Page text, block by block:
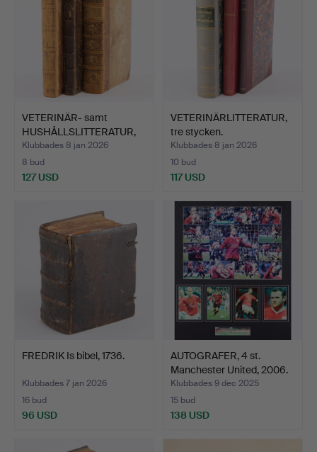
VETERINÄR- samt
HUSHÅLLSLITTERATUR,
tre st…
Klubbades 8 jan 2026
8 bud
127 USD
VETERINÄRLITTERATUR,
tre stycken.
Klubbades 8 jan 2026
10 bud
117 USD
FREDRIK Is bibel, 1736.
Klubbades 7 jan 2026
16 bud
96 USD
AUTOGRAFER, 4 st.
Manchester United, 2006.
Klubbades 9 dec 2025
15 bud
138 USD